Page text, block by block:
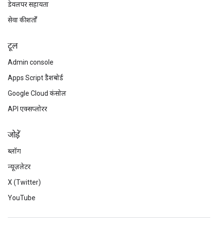
डेवलपर सहायता
सेवा की शर्तों
टूल
Admin console
Apps Script डैशबोर्ड
Google Cloud कंसोल
API एक्सप्लोरर
जोड़ें
ब्लॉग
न्यूज़लेटर
X (Twitter)
YouTube